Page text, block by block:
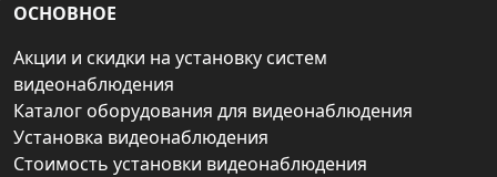
ОСНОВНОЕ
Акции и скидки на установку систем
видеонаблюдения
Каталог оборудования для видеонаблюдения
Установка видеонаблюдения
Стоимость установки видеонаблюдения